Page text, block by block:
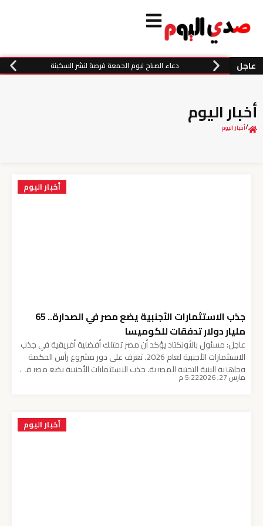
عاجل دعاء الصباح ليوم الجمعة فرصة لنشر السكينة
أخبار اليوم
/أخبار اليوم
أخبار اليوم
جذب الاستثمارات الأجنبية يضع مصر في الصدارة.. 65
مليار دولار تدفقات للكوميسا
عاجل: مسئول بالأونكتاد يؤكد أن مصر تمتلك أفضلية أفريقية في جذب
الاستثمارات الأجنبية لعام 2026. تعرف على دور مشروع رأس الحكمة
وجاهزية البنية التحتية المصرية. جذب الاستثمارات الأجنبية يضع مصر في
الصدارة.. 65 مليار دولار تدفقات للكوميسا أكد الدكتور أشرف عبد العال،
مارس 27, 2026 5:22 م
أخبار اليوم